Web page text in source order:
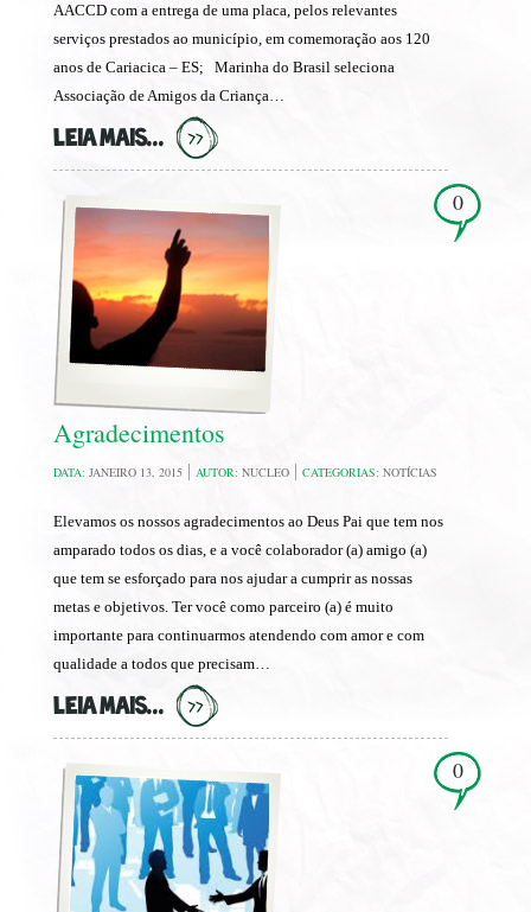
AACCD com a entrega de uma placa, pelos relevantes
serviços prestados ao município, em comemoração aos 120
anos de Cariacica – ES; Marinha do Brasil seleciona
Associação de Amigos da Criança…
LEIA MAIS...
Agradecimentos
DATA: JANEIRO 13, 2015 AUTOR: NUCLEO CATEGORIAS: NOTÍCIAS
0
Elevamos os nossos agradecimentos ao Deus Pai que tem nos
amparado todos os dias, e a você colaborador (a) amigo (a)
que tem se esforçado para nos ajudar a cumprir as nossas
metas e objetivos. Ter você como parceiro (a) é muito
importante para continuarmos atendendo com amor e com
qualidade a todos que precisam…
LEIA MAIS...
0